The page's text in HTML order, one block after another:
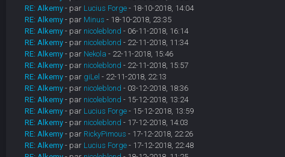
RE: Alkemy - par Lucius Forge- 18-10-2018, 14:04
RE: Alkemy - par Minus - 18-10-2018, 23:35
RE: Alkemy - par nicoleblond - 06-11-2018, 16:14
RE: Alkemy - par nicoleblond - 22-11-2018, 11:34
RE: Alkemy - par Nekola - 22-11-2018, 15:46
RE: Alkemy - par nicoleblond - 22-11-2018, 15:57
RE: Alkemy - par giLel - 22-11-2018, 22:13
RE: Alkemy - par nicoleblond - 03-12-2018, 18:36
RE: Alkemy - par nicoleblond - 15-12-2018, 13:24
RE: Alkemy - par Lucius Forge- 15-12-2018, 13:59
RE: Alkemy - par nicoleblond - 17-12-2018, 14:03
RE: Alkemy - par RickyPimous - 17-12-2018, 22:26
RE: Alkemy - par Lucius Forge- 17-12-2018, 22:48